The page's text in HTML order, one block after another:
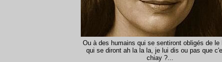
Ou à des humains qui se sentiront obligés de le
qui se diront ah la la la, je lui dis ou pas que
chiay ?...